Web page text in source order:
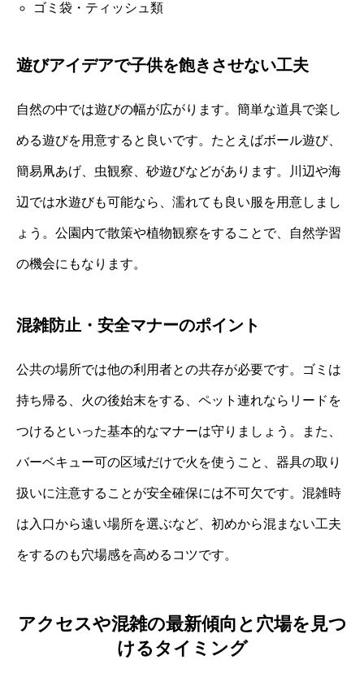
ゴミ袋・ティッシュ類
遊びアイデアで子供を飽きさせない工夫
自然の中では遊びの幅が広がります。簡単な道具で楽し
める遊びを用意すると良いです。たとえばボール遊び、
簡易凧あげ、虫観察、砂遊びなどがあります。川辺や海
辺では水遊びも可能なら、濡れても良い服を用意しまし
ょう。公園内で散策や植物観察をすることで、自然学習
の機会にもなります。
混雑防止・安全マナーのポイント
公共の場所では他の利用者との共存が必要です。ゴミは
持ち帰る、火の後始末をする、ペット連れならリードを
つけるといった基本的なマナーは守りましょう。また、
バーベキュー可の区域だけで火を使うこと、器具の取り
扱いに注意することが安全確保には不可欠です。混雑時
は入口から遠い場所を選ぶなど、初めから混まない工夫
をするのも穴場感を高めるコツです。
アクセスや混雑の最新傾向と穴場を見つ
けるタイミング